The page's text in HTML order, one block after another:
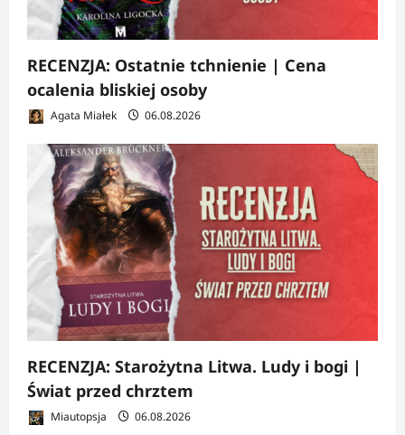
RECENZJA: Ostatnie tchnienie | Cena
ocalenia bliskiej osoby
Agata Miałek 06.08.2026
RECENZJA: Starożytna Litwa. Ludy i bogi |
Świat przed chrztem
Miautopsja 06.08.2026